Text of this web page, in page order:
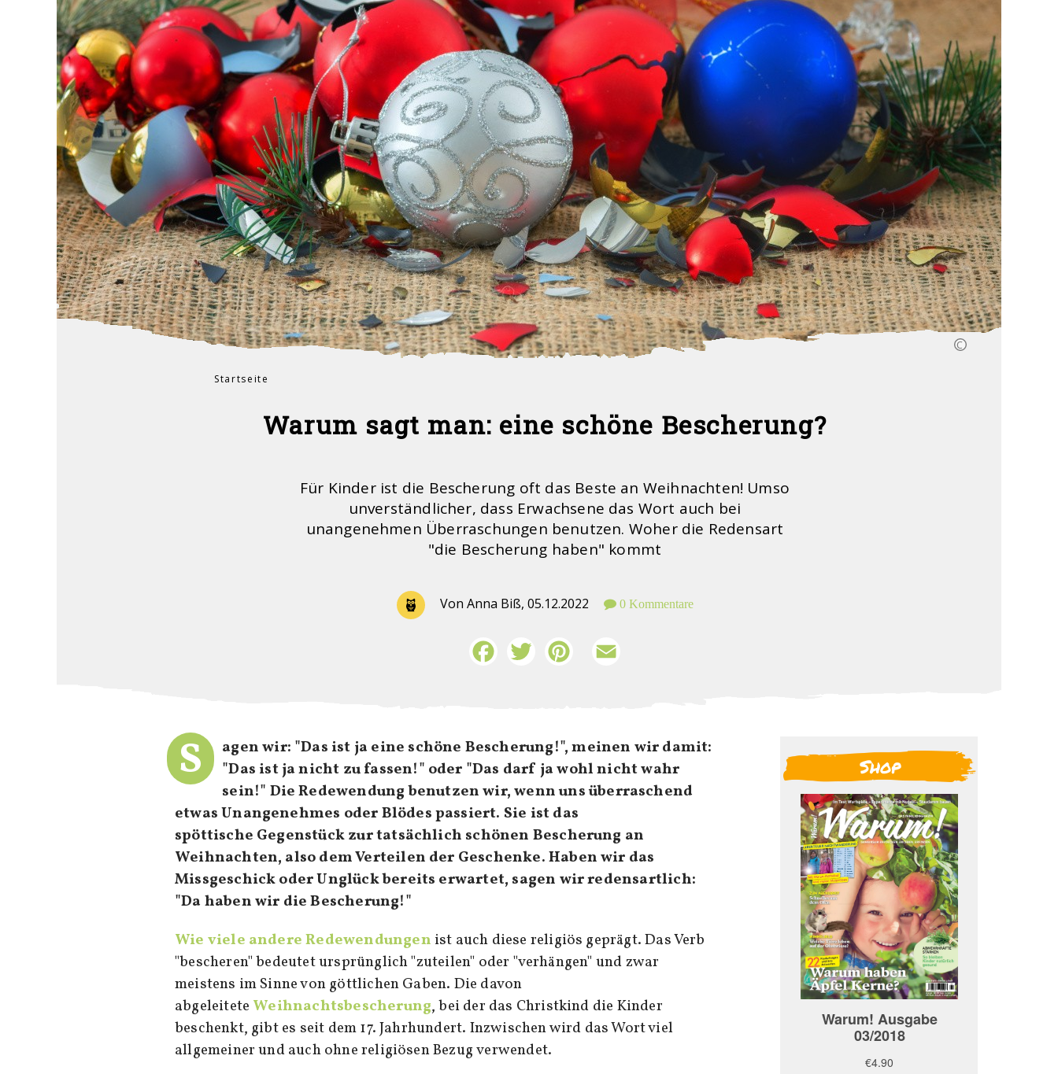
Startseite
Warum sagt man: eine schöne Bescherung?
Für Kinder ist die Bescherung oft das Beste an Weihnachten! Umso
unverständlicher, dass Erwachsene das Wort auch bei
unangenehmen Überraschungen benutzen. Woher die Redensart
"die Bescherung haben" kommt
Von Anna Biß, 05.12.2022 0 Kommentare
FacebookTwitter Pinterest
S
agen wir: "Das ist ja eine schöne Bescherung!", meinen wir damit:
"Das ist ja nicht zu fassen!" oder "Das darf ja wohl nicht wahr
sein!" Die Redewendung benutzen wir, wenn uns überraschend
etwas Unangenehmes oder Blödes passiert. Sie ist das
spöttische Gegenstück zur tatsächlich schönen Bescherung an
Weihnachten, also dem Verteilen der Geschenke. Haben wir das
Missgeschick oder Unglück bereits erwartet, sagen wir redensartlich:
"Da haben wir die Bescherung!"
Wie viele andere Redewendungen ist auch diese religiös geprägt. Das Verb
"bescheren" bedeutet ursprünglich "zuteilen" oder "verhängen" und zwar
meistens im Sinne von göttlichen Gaben. Die davon
abgeleitete Weihnachtsbescherung, bei der das Christkind die Kinder
beschenkt, gibt es seit dem 17. Jahrhundert. Inzwischen wird das Wort viel
allgemeiner und auch ohne religiösen Bezug verwendet.
Shop